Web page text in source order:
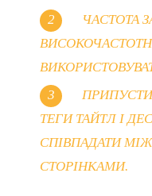
ЧАСТОТА
ТЕГИ ТАЙТЛ І
СПІВПАДАТИ
СТОРІНКАМИ.